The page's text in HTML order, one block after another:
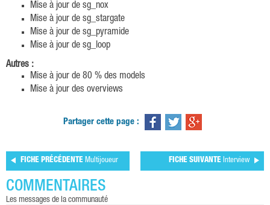
Mise à jour de sg_nox
Mise à jour de sg_stargate
Mise à jour de sg_pyramide
Mise à jour de sg_loop
Autres :
Mise à jour de 80 % des models
Mise à jour des overviews
Partager cette page :
FICHE PRÉCÉDENTE Multijoueur FICHE SUIVANTE Interview
COMMENTAIRES
les messages de la communauté